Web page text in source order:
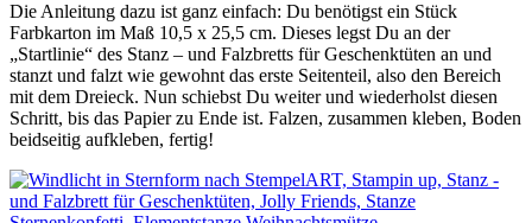
Die Anleitung dazu ist ganz einfach: Du benötigst ein Stück
Farbkarton im Maß 10,5 x 25,5 cm. Dieses legst Du an der
„Startlinie“ des Stanz – und Falzbretts für Geschenktüten an und
stanzt und falzt wie gewohnt das erste Seitenteil, also den Bereich
mit dem Dreieck. Nun schiebst Du weiter und wiederholst diesen
Schritt, bis das Papier zu Ende ist. Falzen, zusammen kleben, Boden
beidseitig aufkleben, fertig!